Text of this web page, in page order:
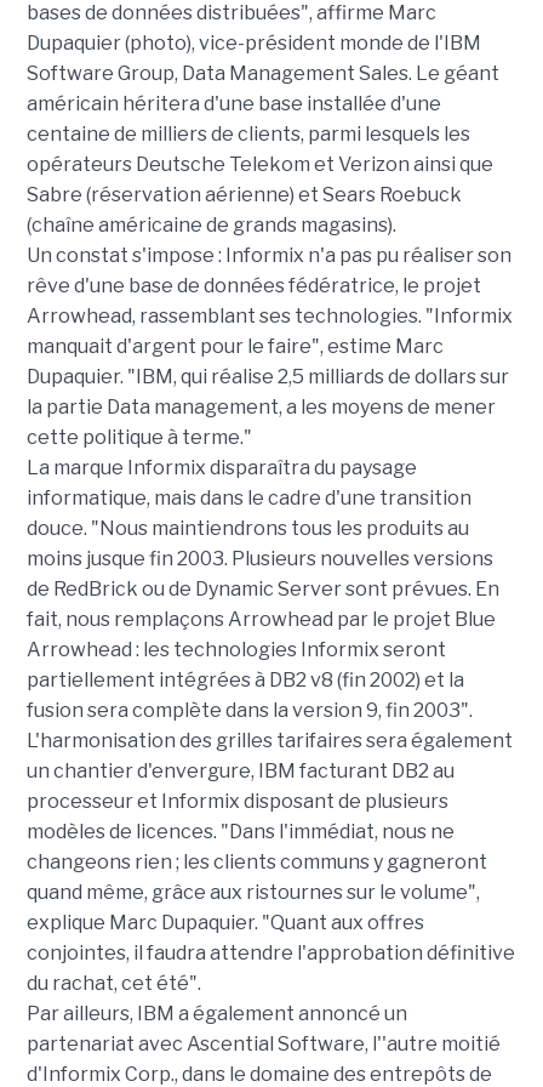
bases de données distribuées", affirme Marc
Dupaquier (photo), vice-président monde de l'IBM
Software Group, Data Management Sales. Le géant
américain héritera d'une base installée d'une
centaine de milliers de clients, parmi lesquels les
opérateurs Deutsche Telekom et Verizon ainsi que
Sabre (réservation aérienne) et Sears Roebuck
(chaîne américaine de grands magasins).
Un constat s'impose : Informix n'a pas pu réaliser son
rêve d'une base de données fédératrice, le projet
Arrowhead, rassemblant ses technologies. "Informix
manquait d'argent pour le faire", estime Marc
Dupaquier. "IBM, qui réalise 2,5 milliards de dollars sur
la partie Data management, a les moyens de mener
cette politique à terme."
La marque Informix disparaîtra du paysage
informatique, mais dans le cadre d'une transition
douce. "Nous maintiendrons tous les produits au
moins jusque fin 2003. Plusieurs nouvelles versions
de RedBrick ou de Dynamic Server sont prévues. En
fait, nous remplaçons Arrowhead par le projet Blue
Arrowhead : les technologies Informix seront
partiellement intégrées à DB2 v8 (fin 2002) et la
fusion sera complète dans la version 9, fin 2003".
L'harmonisation des grilles tarifaires sera également
un chantier d'envergure, IBM facturant DB2 au
processeur et Informix disposant de plusieurs
modèles de licences. "Dans l'immédiat, nous ne
changeons rien ; les clients communs y gagneront
quand même, grâce aux ristournes sur le volume",
explique Marc Dupaquier. "Quant aux offres
conjointes, il faudra attendre l'approbation définitive
du rachat, cet été".
Par ailleurs, IBM a également annoncé un
partenariat avec Ascential Software, l''autre moitié
d'Informix Corp., dans le domaine des entrepôts de